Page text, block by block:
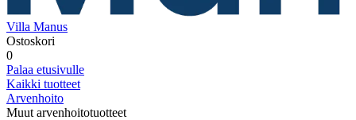
Villa Manus
Ostoskori
0
Palaa etusivulle
Kaikki tuotteet
Arvenhoito
Muut arvenhoitotuotteet